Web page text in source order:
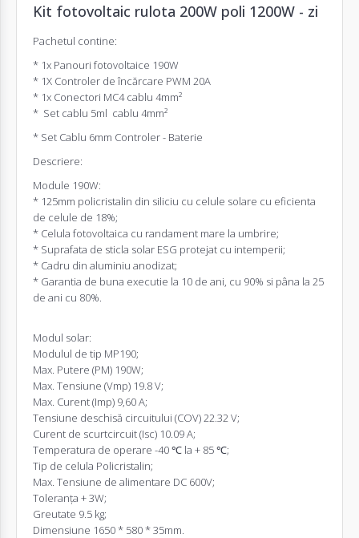
Kit fotovoltaic rulota 200W poli 1200W - zi
Pachetul contine:
* 1x Panouri fotovoltaice 190W
* 1X Controler de încărcare PWM 20A
* 1x Conectori MC4 cablu 4mm²
* Set cablu 5ml cablu 4mm²
* Set Cablu 6mm Controler - Baterie
Descriere:
Module 190W:
* 125mm policristalin din siliciu cu celule solare cu eficienta
de celule de 18%;
* Celula fotovoltaica cu randament mare la umbrire;
* Suprafata de sticla solar ESG protejat cu intemperii;
* Cadru din aluminiu anodizat;
* Garantia de buna executie la 10 de ani, cu 90% si pâna la 25
de ani cu 80%.
Modul solar:
Modulul de tip MP190;
Max. Putere (PM) 190W;
Max. Tensiune (Vmp) 19.8 V;
Max. Curent (Imp) 9,60 A;
Tensiune deschisă circuitului (COV) 22.32 V;
Curent de scurtcircuit (Isc) 10.09 A;
Temperatura de operare -40 ℃ la + 85 ℃;
Tip de celula Policristalin;
Max. Tensiune de alimentare DC 600V;
Toleranța + 3W;
Greutate 9.5 kg;
Dimensiune 1650 * 580 * 35mm.